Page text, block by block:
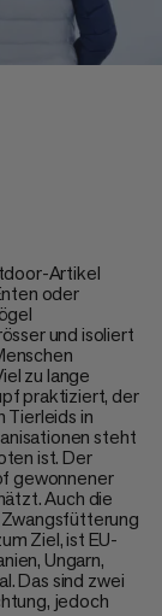
Artikel
oder
und isoliert
zu lange
praktiziert, der
Tierleids in
steht
ist. Der
gewonnener
Auch die
Ziel, ist EU-
Ungarn,
Das sind zwei
jedoch